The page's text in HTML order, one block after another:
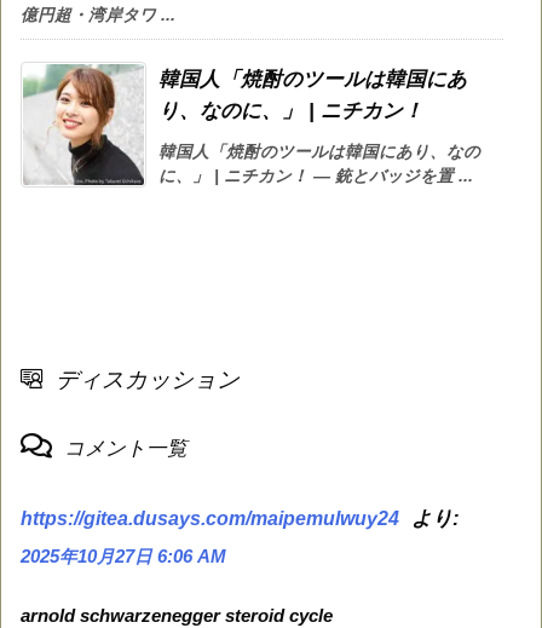
億円超・湾岸タワ ...
韓国人「焼酎のツールは韓国にあ
り、なのに、」 | ニチカン！
韓国人「焼酎のツールは韓国にあり、なの
に、」 | ニチカン！ — 銃とバッジを置 ...
ディスカッション
コメント一覧
https://gitea.dusays.com/maipemulwuy24 より:
2025年10月27日 6:06 AM
arnold schwarzenegger steroid cycle